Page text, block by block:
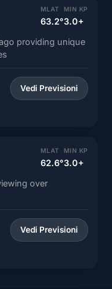
MLAT
63.2°
MIN KP
3.0+
providing unique
Vedi Previsioni
MLAT
62.6°
MIN KP
3.0+
over
Vedi Previsioni